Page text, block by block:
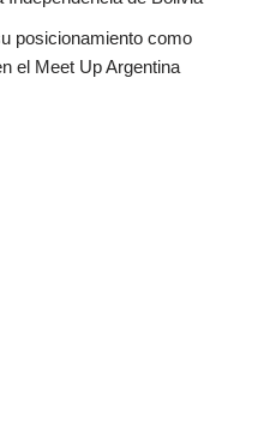
posicionamiento como
el Meet Up Argentina